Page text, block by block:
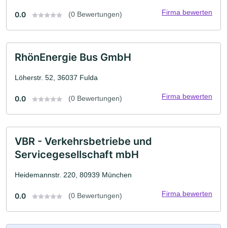
0.0 (0 Bewertungen) Firma bewerten
RhönEnergie Bus GmbH
Löherstr. 52, 36037 Fulda
0.0 (0 Bewertungen) Firma bewerten
VBR - Verkehrsbetriebe und
Servicegesellschaft mbH
Heidemannstr. 220, 80939 München
0.0 (0 Bewertungen) Firma bewerten